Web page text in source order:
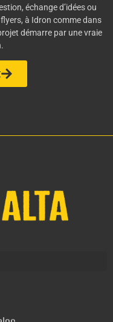
échange d’idées ou
à Idron comme dans
démarre par une vraie